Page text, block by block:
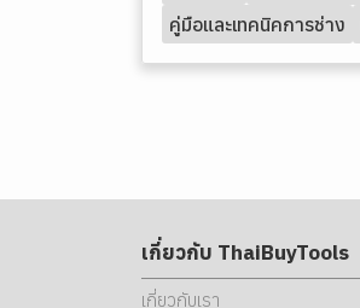
คู่มือและเทคนิคการช่าง
เกี่ยวกับ ThaiBuyTools
เกี่ยวกับเรา